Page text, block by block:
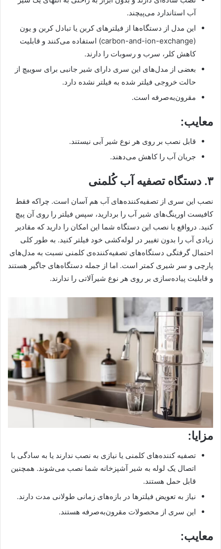
آب استاندارد می‌پیچند.
این مدل از دستگاه‌ها از فیلترهای کربن یا تبادل کربن و یون
(carbon-and-ion-exchange) استفاده می‌کنند و قابلیت
کاهش کلر، سرب و رسوبات را دارند.
بعضی از مدل‌های این سری دارای شیر جانبی برای سوییچ از
حالت خروجی فیلتر شده به فیلتر نشده دارد.
مقرون‌به‌صرفه است.
معایب:
قابل نصب بر روی هر نوع شیر آبی نیستند.
جریان آب را کاهش می‌دهند.
۳. دستگاه تصفیه آب کُلمنی
نصب این سری از تصفیه‌کننده‌های آب هم آسان است. چراکه فقط
کافیست اورینگ‌های شیر آب را بردارید، سپس فیلتر را روی آن پیچ
کنید. درواقع با نصب این دستگاه شما این امکان را دارید که مقادیر
زیادی آب را بدون تغییر در لوله‌کشی خود فیلتر کنید. به طور کلی
احتمال گرفتگی دستگاه‌های تصفیه‌کننده‌ی کلمنی نسبت به مدل‌های
پارچی و سر شیری کمتر است. اما از جمله دستگاه‌های جاگیر هستند
و قابلیت پیاده‌سازی بر روی هر نوع شیرآلاتی را ندارند.
مزایا:
تصفیه کننده‌های کلمنی یا نیازی به نصب ندارند یا به سادگی با
اتصال یک لوله به شیر آشپزخانه شما نصب می‌شوند. همچنین
قابل حمل هستند.
نیاز به تعویض فیلتر‌ها در بازه‌های زمانی طولانی مدت دارند.
این سری از محصولات مقرون‌به‌صرفه هستند.
معایب: